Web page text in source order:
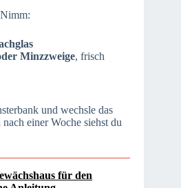
Minzzweige, frisch
und wechsle das
einer Woche siehst du
für den